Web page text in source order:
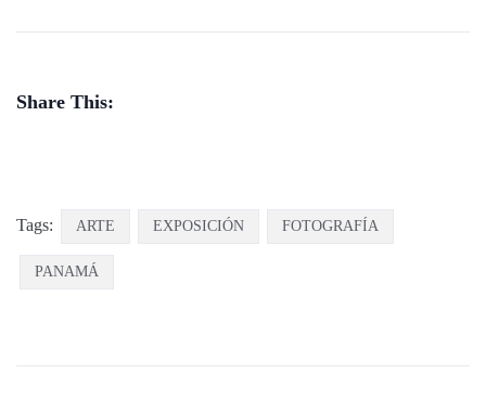
Share This:
Tags: ARTE EXPOSICIÓN FOTOGRAFÍA
PANAMÁ